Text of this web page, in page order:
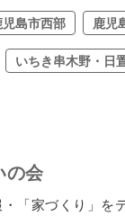
児島市西部 鹿児
いちき串木野・日
の会
「家づくり」を